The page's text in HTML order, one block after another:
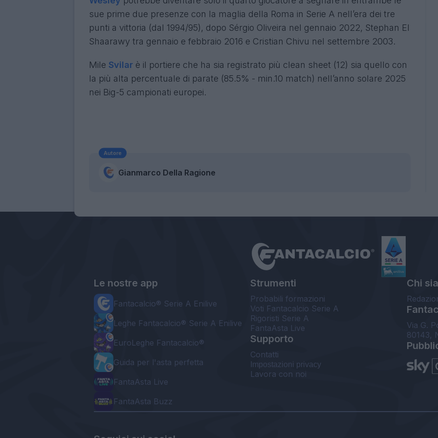
sue prime due presenze con la maglia della Roma in Serie A nell’era dei tre
punti a vittoria (dal 1994/95), dopo Sérgio Oliveira nel gennaio 2022, Stephan El
Shaarawy tra gennaio e febbraio 2016 e Cristian Chivu nel settembre 2003.
Mile Svilar è il portiere che ha sia registrato più clean sheet (12) sia quello con
la più alta percentuale di parate (85.5% - min.10 match) nell’anno solare 2025
nei Big-5 campionati europei.
Autore
Gianmarco Della Ragione
Le nostre app
Fantacalcio® Serie A Enilive
Leghe Fantacalcio® Serie A Enilive
EuroLeghe Fantacalcio®
Guida per l'asta perfetta
FantaAsta Live
FantaAsta Buzz
Strumenti
Probabili formazioni
Voti Fantacalcio Serie A
Rigoristi Serie A
FantaAsta Live
Supporto
Contatti
Impostazioni privacy
Lavora con noi
Chi
Via G.
80143,